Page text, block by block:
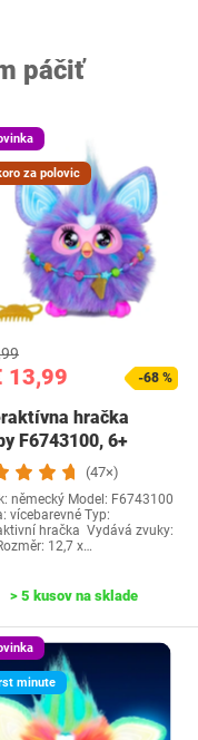
páčiť
za polovic
13,99 -68 %
hračka
F6743100, 6+
(47×)
německý Model: F6743100
vícebarevné Typ:
hračka Vydává zvuky:
‎12,7 x…
> 5 kusov na sklade
minute